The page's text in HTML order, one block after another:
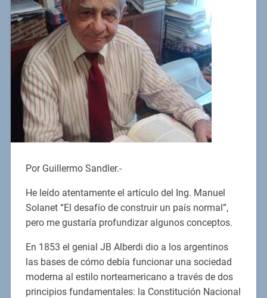
Por Guillermo Sandler.-
He leído atentamente el artículo del Ing. Manuel
Solanet “El desafío de construir un país normal”,
pero me gustaría profundizar algunos conceptos.
En 1853 el genial JB Alberdi dio a los argentinos
las bases de cómo debía funcionar una sociedad
moderna al estilo norteamericano a través de dos
principios fundamentales: la Constitución Nacional